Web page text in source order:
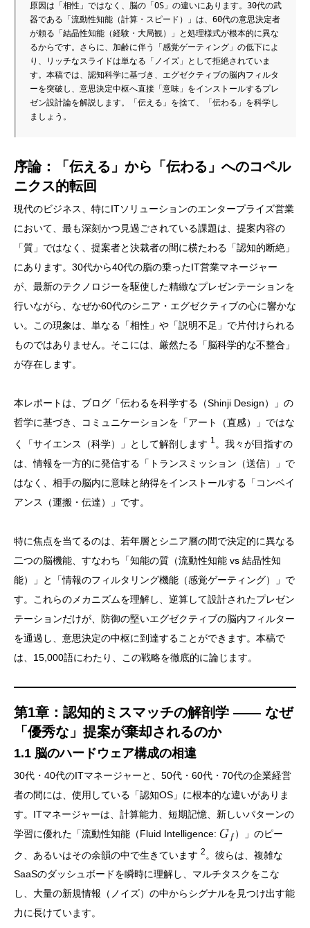
原因は「相性」ではなく、脳の「OS」の違いにあります。30代の武
器である「流動性知能（計算・スピード）」は、60代の意思決定者
が頼る「結晶性知能（経験・大局観）」と処理様式が根本的に異な
るからです。さらに、加齢に伴う「感覚ゲーティング」の低下によ
り、リッチなスライドは単なる「ノイズ」として拒絶されていま
す。本稿では、認知科学に基づき、エグゼクティブの脳内フィルタ
ーを突破し、意思決定中枢へ直接「意味」をインストールするプレ
ゼン設計論を解説します。「伝える」を捨て、「伝わる」を科学し
ましょう。
序論：「伝える」から「伝わる」へのコペル
ニクス的転回
現代のビジネス、特にITソリューションのエンタープライズ営業
において、最も深刻かつ見過ごされている課題は、提案内容の
「質」ではなく、提案者と決裁者の間に横たわる「認知的断絶」
にあります。30代から40代の脂の乗ったIT営業マネージャー
が、最新のテクノロジーを駆使した精緻なプレゼンテーションを
行いながら、なぜか60代のシニア・エグゼクティブの心に響かな
い。この現象は、単なる「相性」や「説明不足」で片付けられる
ものではありません。そこには、厳然たる「脳科学的な不整合」
が存在します。
本レポートは、ブログ「伝わるを科学する（Shinji Design）」の
哲学に基づき、コミュニケーションを「アート（直感）」ではな
く「サイエンス（科学）」として解剖します 1 。我々が目指すの
は、情報を一方的に発信する「トランスミッション（送信）」で
はなく、相手の脳内に意味と納得をインストールする「コンベイ
アンス（運搬・伝達）」です。
特に焦点を当てるのは、若年層とシニア層の間で決定的に異なる
二つの脳機能、すなわち「知能の質（流動性知能 vs 結晶性知
能）」と「情報のフィルタリング機能（感覚ゲーティング）」で
す。これらのメカニズムを理解し、逆算して設計されたプレゼン
テーションだけが、防御の堅いエグゼクティブの脳内フィルター
を通過し、意思決定の中枢に到達することができます。本稿で
は、15,000語にわたり、この戦略を徹底的に論じます。
第1章：認知的ミスマッチの解剖学 —— なぜ
「優秀な」提案が棄却されるのか
1.1 脳のハードウェア構成の相違
30代・40代のITマネージャーと、50代・60代・70代の企業経営
者の間には、使用している「認知OS」に根本的な違いがありま
す。ITマネージャーは、計算能力、短期記憶、新しいパターンの
学習に優れた「流動性知能（Fluid Intelligence:
）」のピー
ク、あるいはその余韻の中で生きています 2 。彼らは、複雑な
SaaSのダッシュボードを瞬時に理解し、マルチタスクをこな
し、大量の新規情報（ノイズ）の中からシグナルを見つけ出す能
力に長けています。